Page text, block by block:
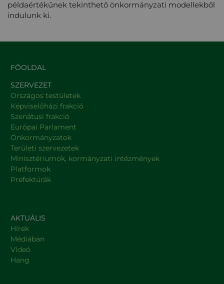
példaértékűnek tekinthető önkormányzati modellekből
indulunk ki.
FŐOLDAL
SZERVEZET
Országos testületek
Képviselőházi frakció
Szenátusi frakció
Európai Parlament
Önkormányzatok
Területi szervezetek
Minisztériumok, kormányzati intézmények
Platformok
Prefektúrák
AKTUÁLIS
Hírek
Médiában
Videó
Hang